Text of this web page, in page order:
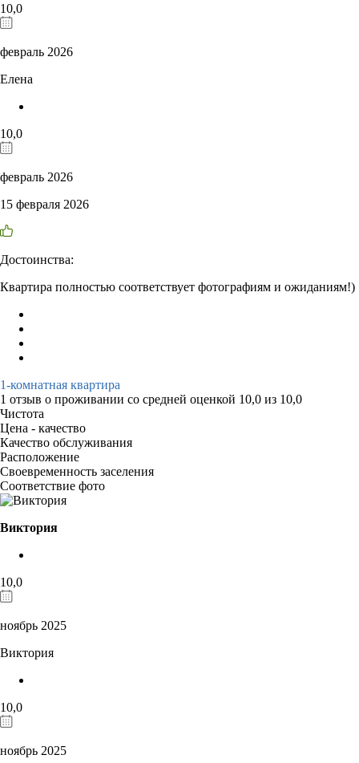
10,0
февраль 2026
Елена
10,0
февраль 2026
15 февраля 2026
Достоинства:
Квартира полностью соответствует фотографиям и ожиданиям!)
1-комнатная квартира
1 отзыв о проживании со средней оценкой 10,0 из 10,0
Чистота
Цена - качество
Качество обслуживания
Расположение
Своевременность заселения
Соответствие фото
Виктория
10,0
ноябрь 2025
Виктория
10,0
ноябрь 2025